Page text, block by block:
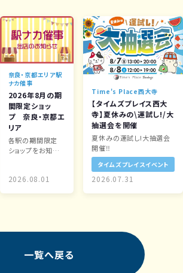
奈良・京都エリア駅
ナカ催事
2026年8月の期
間限定ショッ
プ 奈良・京都エ
リア
各駅の期間限定
ショップをお知ら
2026.08.01
Time's Place西大寺
【タイムズプレイス西大
寺】夏休みの\運試し!/大
抽選会を開催
夏休みの運試し!大抽選会
開催‼
タイムズプレイスイベント
2026.07.31
一覧へ戻る